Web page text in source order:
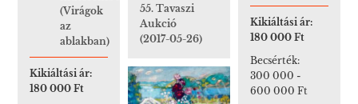
55. Tavaszi
Aukció
(2017-05-26)
Kikiáltási ár:
180 000 Ft
Becsérték:
300 000 -
600 000 Ft
(Virágok
az
ablakban)
Kikiáltási ár:
180 000 Ft